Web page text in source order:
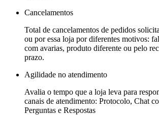
Cancelamentos
Total de cancelamentos de pedidos
ou por essa loja por diferentes motivos:
com avarias, produto diferente ou pelo
prazo.
Agilidade no atendimento
Avalia o tempo que a loja leva para
canais de atendimento: Protocolo, Chat
Perguntas e Respostas